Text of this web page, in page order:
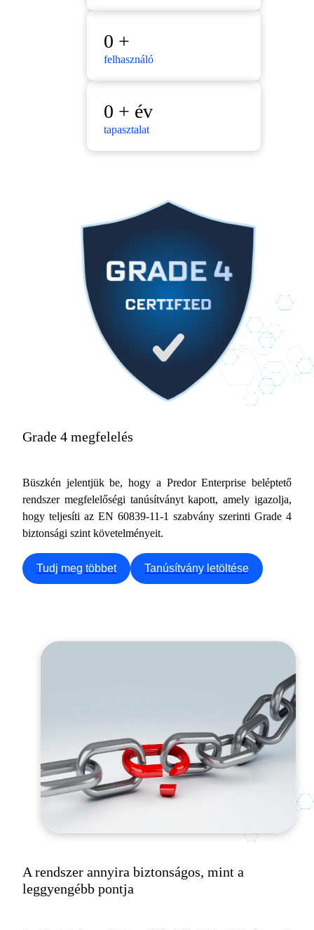
0 +
felhasználó
0 + év
tapasztalat
Grade 4 megfelelés
Büszkén jelentjük be, hogy a Predor Enterprise beléptető
rendszer megfelelőségi tanúsítványt kapott, amely igazolja,
hogy teljesíti az EN 60839-11-1 szabvány szerinti Grade 4
biztonsági szint követelményeit.
Tudj meg többet Tanúsítvány letöltése
A rendszer annyira biztonságos, mint a
leggyengébb pontja